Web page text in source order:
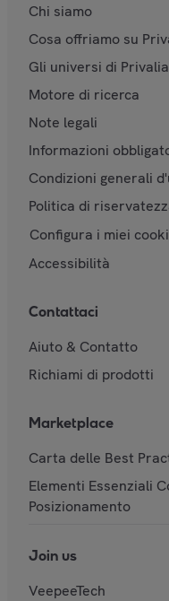
Chi siamo
Cosa offriamo su
Gli universi di Privalia
Motore di ricerca
Note legali
Informazioni
Condizioni generali
Politica di
Configura i miei
Accessibilità
Contattaci
Aiuto & Contatto
Richiami di prodotti
Marketplace
Carta delle Best
Elementi Essenziali
Posizionamento
Join us
VeepeeTech